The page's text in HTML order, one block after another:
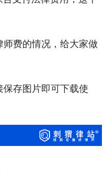
费的情况，给大家做
存图片即可下载使